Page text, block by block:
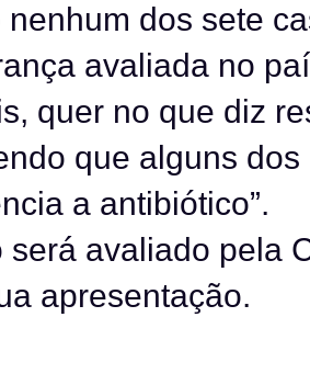
nenhum dos sete
avaliada no
quer no que diz
que alguns
a antibiótico”.
será avaliado pela
apresentação.